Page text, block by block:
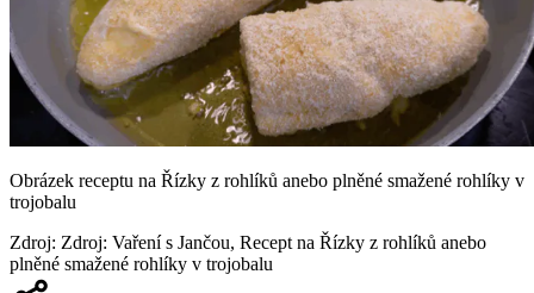
Obrázek receptu na Řízky z rohlíků anebo plněné smažené rohlíky v
trojobalu
Zdroj: Zdroj: Vaření s Jančou, Recept na Řízky z rohlíků anebo
plněné smažené rohlíky v trojobalu